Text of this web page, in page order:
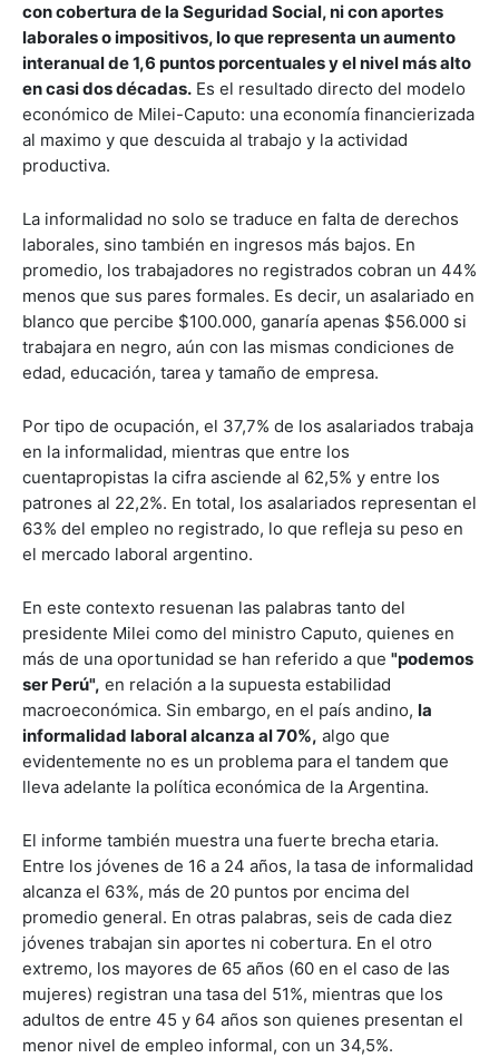
con cobertura de la Seguridad Social, ni con aportes
laborales o impositivos, lo que representa un aumento
interanual de 1,6 puntos porcentuales y el nivel más alto
en casi dos décadas. Es el resultado directo del modelo
económico de Milei-Caputo: una economía financierizada
al maximo y que descuida al trabajo y la actividad
productiva.
La informalidad no solo se traduce en falta de derechos
laborales, sino también en ingresos más bajos. En
promedio, los trabajadores no registrados cobran un 44%
menos que sus pares formales. Es decir, un asalariado en
blanco que percibe $100.000, ganaría apenas $56.000 si
trabajara en negro, aún con las mismas condiciones de
edad, educación, tarea y tamaño de empresa.
Por tipo de ocupación, el 37,7% de los asalariados trabaja
en la informalidad, mientras que entre los
cuentapropistas la cifra asciende al 62,5% y entre los
patrones al 22,2%. En total, los asalariados representan el
63% del empleo no registrado, lo que refleja su peso en
el mercado laboral argentino.
En este contexto resuenan las palabras tanto del
presidente Milei como del ministro Caputo, quienes en
más de una oportunidad se han referido a que "podemos
ser Perú", en relación a la supuesta estabilidad
macroeconómica. Sin embargo, en el país andino, la
informalidad laboral alcanza al 70%, algo que
evidentemente no es un problema para el tandem que
lleva adelante la política económica de la Argentina.
El informe también muestra una fuerte brecha etaria.
Entre los jóvenes de 16 a 24 años, la tasa de informalidad
alcanza el 63%, más de 20 puntos por encima del
promedio general. En otras palabras, seis de cada diez
jóvenes trabajan sin aportes ni cobertura. En el otro
extremo, los mayores de 65 años (60 en el caso de las
mujeres) registran una tasa del 51%, mientras que los
adultos de entre 45 y 64 años son quienes presentan el
menor nivel de empleo informal, con un 34,5%.